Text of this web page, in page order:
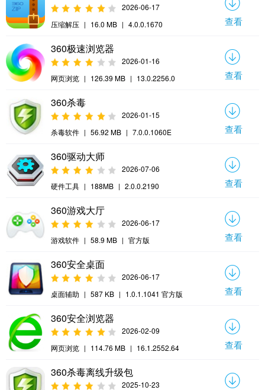
2026-06-17
压缩解压 | 16.0 MB | 4.0.0.1670 查看
360极速浏览器
2026-01-16
网页浏览 | 126.39 MB | 13.0.2256.0 查看
360杀毒
2026-01-15
杀毒软件 | 56.92 MB | 7.0.0.1060E 查看
360驱动大师
2026-07-06
硬件工具 | 188MB | 2.0.0.2190 查看
360游戏大厅
2026-06-17
游戏软件 | 58.9 MB | 官方版 查看
360安全桌面
2026-06-17
桌面辅助 | 587 KB | 1.0.1.1041 官方版 查看
360安全浏览器
2026-02-09
网页浏览 | 114.76 MB | 16.1.2552.64 查看
360杀毒离线升级包
2025-10-23